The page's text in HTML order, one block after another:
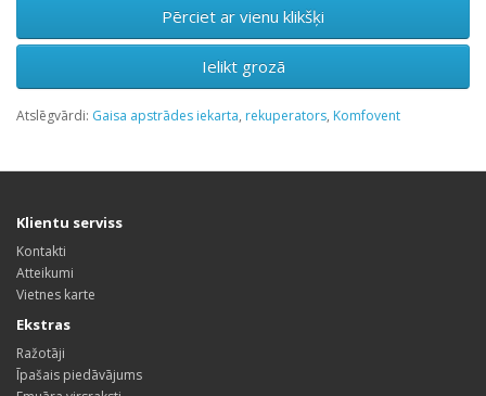
Pērciet ar vienu klikšķi
Ielikt grozā
Atslēgvārdi: Gaisa apstrādes iekarta, rekuperators, Komfovent
Klientu serviss
Kontakti
Atteikumi
Vietnes karte
Ekstras
Ražotāji
Īpašais piedāvājums